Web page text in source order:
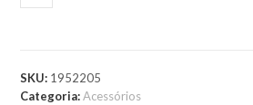
SKU: 1952205
Categoria:Acessórios